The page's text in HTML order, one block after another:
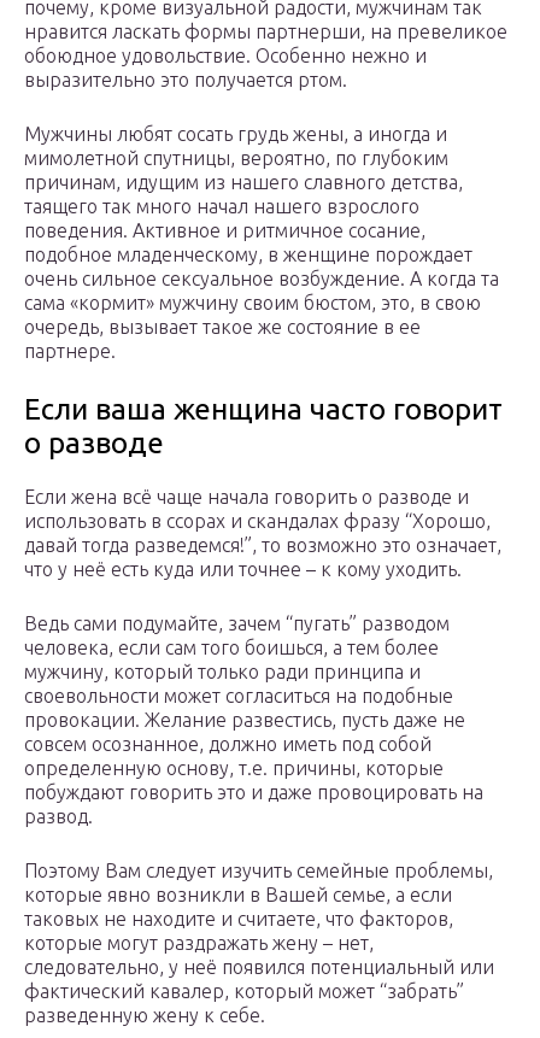
почему, кроме визуальной радости, мужчинам так
нравится ласкать формы партнерши, на превеликое
обоюдное удовольствие. Особенно нежно и
выразительно это получается ртом.
Мужчины любят сосать грудь жены, а иногда и
мимолетной спутницы, вероятно, по глубоким
причинам, идущим из нашего славного детства,
таящего так много начал нашего взрослого
поведения. Активное и ритмичное сосание,
подобное младенческому, в женщине порождает
очень сильное сексуальное возбуждение. А когда та
сама «кормит» мужчину своим бюстом, это, в свою
очередь, вызывает такое же состояние в ее
партнере.
Если ваша женщина часто говорит
о разводе
Если жена всё чаще начала говорить о разводе и
использовать в ссорах и скандалах фразу “Хорошо,
давай тогда разведемся!”, то возможно это означает,
что у неё есть куда или точнее – к кому уходить.
Ведь сами подумайте, зачем “пугать” разводом
человека, если сам того боишься, а тем более
мужчину, который только ради принципа и
своевольности может согласиться на подобные
провокации. Желание развестись, пусть даже не
совсем осознанное, должно иметь под собой
определенную основу, т.е. причины, которые
побуждают говорить это и даже провоцировать на
развод.
Поэтому Вам следует изучить семейные проблемы,
которые явно возникли в Вашей семье, а если
таковых не находите и считаете, что факторов,
которые могут раздражать жену – нет,
следовательно, у неё появился потенциальный или
фактический кавалер, который может “забрать”
разведенную жену к себе.